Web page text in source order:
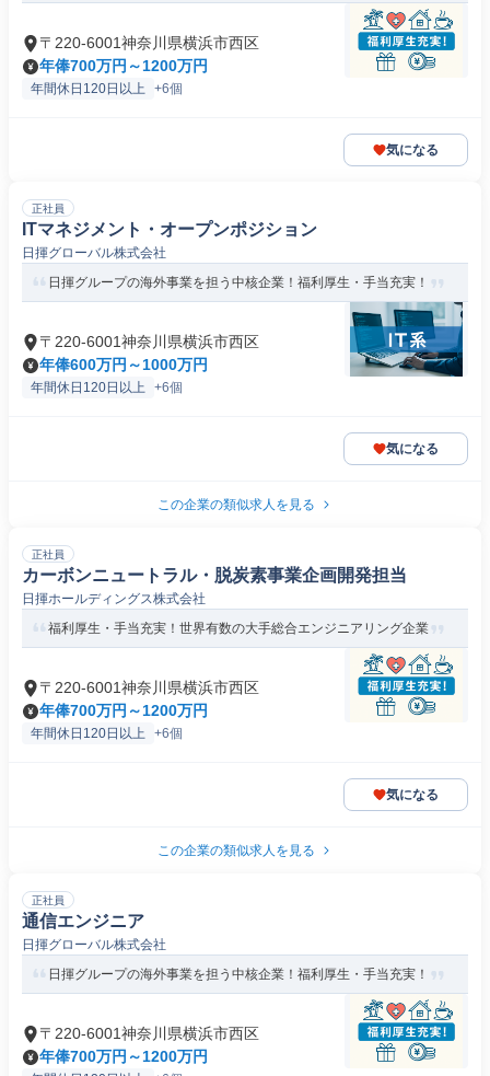
〒220-6001神奈川県横浜市西区
年俸700万円～1200万円
年間休日120日以上 +6個
気になる
正社員
ITマネジメント・オープンポジション
日揮グローバル株式会社
日揮グループの海外事業を担う中核企業！福利厚生・手当充実！
〒220-6001神奈川県横浜市西区
年俸600万円～1000万円
年間休日120日以上 +6個
気になる
この企業の類似求人を見る
正社員
カーボンニュートラル・脱炭素事業企画開発担当
日揮ホールディングス株式会社
福利厚生・手当充実！世界有数の大手総合エンジニアリング企業
〒220-6001神奈川県横浜市西区
年俸700万円～1200万円
年間休日120日以上 +6個
気になる
この企業の類似求人を見る
正社員
通信エンジニア
日揮グローバル株式会社
日揮グループの海外事業を担う中核企業！福利厚生・手当充実！
〒220-6001神奈川県横浜市西区
年俸700万円～1200万円